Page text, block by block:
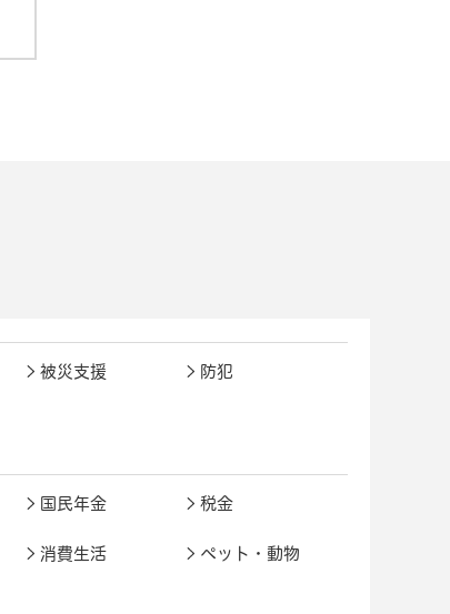
被災支援 防犯
国民年金 税金
消費生活 ペット・動物